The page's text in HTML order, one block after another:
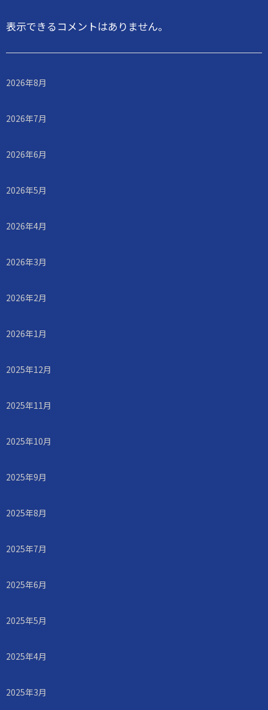
表示できるコメントはありません。
2026年8月
2026年7月
2026年6月
2026年5月
2026年4月
2026年3月
2026年2月
2026年1月
2025年12月
2025年11月
2025年10月
2025年9月
2025年8月
2025年7月
2025年6月
2025年5月
2025年4月
2025年3月